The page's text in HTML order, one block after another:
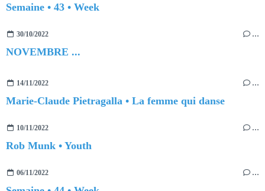
Semaine • 43 • Week
30/10/2022 …
NOVEMBRE ...
14/11/2022 …
Marie-Claude Pietragalla • La femme qui danse
10/11/2022 …
Rob Munk • Youth
06/11/2022 …